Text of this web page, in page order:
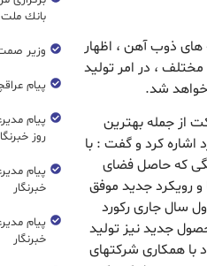
های ذوب آهن ، اظهار
، در امر تولید
خواهد شد.
از جمله بهترین
کرد و گفت : با
که حاصل فضای
رویکرد جدید موفق
سال جاری رکورد
این شرکت طی نیم قرن گذشته ثبت کند و ۱۲ محصول جدید نیز تولید
با همکاری شرکتهای
بانك ملت
وزیر
پیام
پیام
روز
پیام
خبرنگار
پیام
خبرنگار